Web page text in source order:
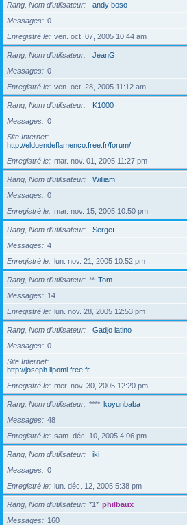
Rang, Nom d’utilisateur
andy boso
Messages
0
Enregistré le
ven. oct. 07, 2005 10:44 am
Rang, Nom d’utilisateur
JeanG
Messages
0
Enregistré le
ven. oct. 28, 2005 11:12 am
Rang, Nom d’utilisateur
K1000
Messages
0
Site Internet
http://elduendeflamenco.free.fr/forum/
Enregistré le
mar. nov. 01, 2005 11:27 pm
Rang, Nom d’utilisateur
William
Messages
0
Enregistré le
mar. nov. 15, 2005 10:50 pm
Rang, Nom d’utilisateur
Sergeï
Messages
4
Enregistré le
lun. nov. 21, 2005 10:52 pm
Rang, Nom d’utilisateur ** Tom
Messages
14
Enregistré le
lun. nov. 28, 2005 12:53 pm
Rang, Nom d’utilisateur
Gadjo latino
Messages
0
Site Internet
http://joseph.lipomi.free.fr
Enregistré le
mer. nov. 30, 2005 12:20 pm
Rang, Nom d’utilisateur **** koyunbaba
Messages
48
Enregistré le
sam. déc. 10, 2005 4:06 pm
Rang, Nom d’utilisateur
iki
Messages
0
Enregistré le
lun. déc. 12, 2005 5:38 pm
Rang, Nom d’utilisateur *1* philbaux
Messages
160